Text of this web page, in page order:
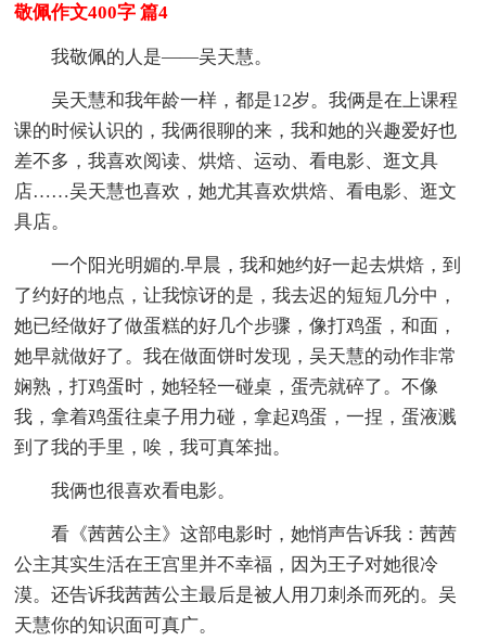
敬佩作文400字 篇4
我敬佩的人是——吴天慧。
吴天慧和我年龄一样，都是12岁。我俩是在上课程
课的时候认识的，我俩很聊的来，我和她的兴趣爱好也
差不多，我喜欢阅读、烘焙、运动、看电影、逛文具
店……吴天慧也喜欢，她尤其喜欢烘焙、看电影、逛文
具店。
一个阳光明媚的.早晨，我和她约好一起去烘焙，到
了约好的地点，让我惊讶的是，我去迟的短短几分中，
她已经做好了做蛋糕的好几个步骤，像打鸡蛋，和面，
她早就做好了。我在做面饼时发现，吴天慧的动作非常
娴熟，打鸡蛋时，她轻轻一碰桌，蛋壳就碎了。不像
我，拿着鸡蛋往桌子用力碰，拿起鸡蛋，一捏，蛋液溅
到了我的手里，唉，我可真笨拙。
我俩也很喜欢看电影。
看《茜茜公主》这部电影时，她悄声告诉我：茜茜
公主其实生活在王宫里并不幸福，因为王子对她很冷
漠。还告诉我茜茜公主最后是被人用刀刺杀而死的。吴
天慧你的知识面可真广。